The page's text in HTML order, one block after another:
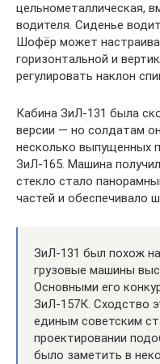
цельнометаллическая,
водителя. Сиденье
Шофёр может
горизонтальной и
регулировать наклон
Кабина ЗиЛ-131 была
версии — но солдатам
несколько выпущенных
ЗиЛ-165. Машина
стекло стало
частей и обеспечивало
ЗиЛ-131 был похож
грузовые машины
Основными его
ЗиЛ-157К. Сходство
единым советским
проектировании
было заметить в